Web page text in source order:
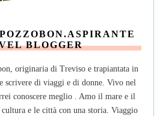
BLOGGER
originaria di Treviso e trapiantata in
scrivere di viaggi e di donne. Vivo nel
conoscere meglio . Amo il mare e il
e le città con una storia. Viaggio